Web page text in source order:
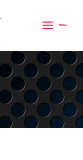
MENU